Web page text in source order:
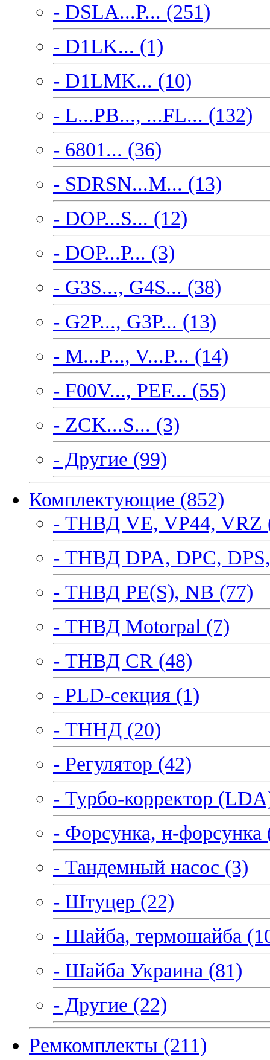
- DSLA...P... (251)
- D1LK... (1)
- D1LMK... (10)
- L...PB..., ...FL... (132)
- 6801... (36)
- SDRSN...M... (13)
- DOP...S... (12)
- DOP...P... (3)
- G3S..., G4S... (38)
- G2P..., G3P... (13)
- M...P..., V...P... (14)
- F00V..., PEF... (55)
- ZCK...S... (3)
- Другие (99)
Комплектующие (852)
- ТНВД VE, VP44, VRZ
- ТНВД DPA, DPC,
- ТНВД PE(S), NB (77)
- ТНВД Motorpal (7)
- ТНВД CR (48)
- PLD-секция (1)
- ТННД (20)
- Регулятор (42)
- Турбо-корректор
- Форсунка, н-форсунка
- Тандемный насос (3)
- Штуцер (22)
- Шайба, термошайба
- Шайба Украина (81)
- Другие (22)
Ремкомплекты (211)